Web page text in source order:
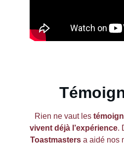
Rien ne vaut les
vivent déjà l’expérience.
Toastmasters a aidé nos